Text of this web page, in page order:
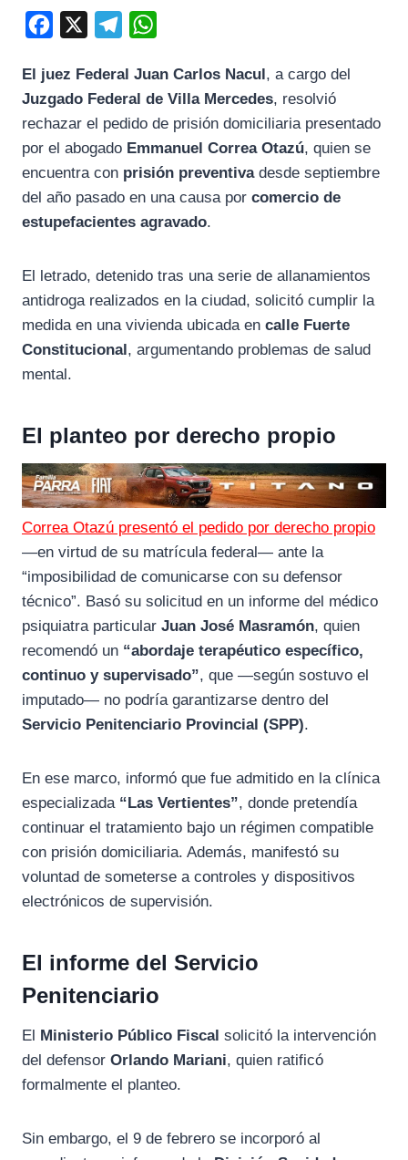
c
e
b
o
k
l
e
g
m
a
t
s
p
El juez Federal Juan Carlos Nacul, a cargo del
Juzgado Federal de Villa Mercedes, resolvió
rechazar el pedido de prisión domiciliaria presentado
por el abogado Emmanuel Correa Otazú, quien se
encuentra con prisión preventivadesde septiembre
del año pasado en una causa por comercio de
estupefacientes agravado.
El letrado, detenido tras una serie de allanamientos
antidroga realizados en la ciudad, solicitó cumplir la
medida en una vivienda ubicada en calle Fuerte
Constitucional, argumentando problemas de salud
mental.
El planteo por derecho propio
Correa Otazú presentó el pedido por derecho propio
—en virtud de su matrícula federal— ante la
“imposibilidad de comunicarse con su defensor
técnico”. Basó su solicitud en un informe del médico
psiquiatra particular Juan José Masramón, quien
recomendó un “abordaje terapéutico específico,
continuo y supervisado”, que —según sostuvo el
imputado— no podría garantizarse dentro del
Servicio Penitenciario Provincial (SPP).
En ese marco, informó que fue admitido en la clínica
especializada “Las Vertientes”, donde pretendía
continuar el tratamiento bajo un régimen compatible
con prisión domiciliaria. Además, manifestó su
voluntad de someterse a controles y dispositivos
electrónicos de supervisión.
El informe del Servicio
Penitenciario
El Ministerio Público Fiscal solicitó la intervención
del defensor Orlando Mariani, quien ratificó
formalmente el planteo.
Sin embargo, el 9 de febrero se incorporó al